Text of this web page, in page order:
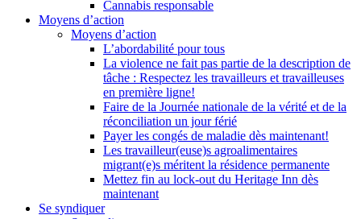
Cannabis responsable
Moyens d’action
Moyens d’action
L’abordabilité pour tous
La violence ne fait pas partie de la description de
tâche : Respectez les travailleurs et travailleuses
en première ligne!
Faire de la Journée nationale de la vérité et de la
réconciliation un jour férié
Payer les congés de maladie dès maintenant!
Les travailleur(euse)s agroalimentaires
migrant(e)s méritent la résidence permanente
Mettez fin au lock-out du Heritage Inn dès
maintenant
Se syndiquer